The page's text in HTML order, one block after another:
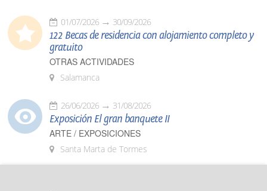
01/07/2026 30/09/2026
122 Becas de residencia con alojamiento completo y
gratuito
OTRAS ACTIVIDADES
Salamanca
26/06/2026 31/08/2026
Exposición El gran banquete II
ARTE / EXPOSICIONES
Santa Marta de Tormes